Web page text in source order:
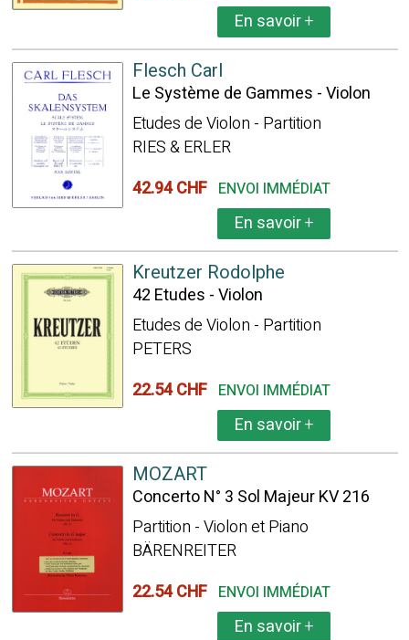
En savoir+
Flesch Carl
Le Système de Gammes - Violon
Etudes de Violon - Partition
RIES & ERLER
42.94 CHF ENVOI IMMÉDIAT
En savoir+
Kreutzer Rodolphe
42 Etudes - Violon
Etudes de Violon - Partition
PETERS
22.54 CHF ENVOI IMMÉDIAT
En savoir+
MOZART
Concerto N° 3 Sol Majeur KV 216
Partition - Violon et Piano
BÄRENREITER
22.54 CHF ENVOI IMMÉDIAT
En savoir+